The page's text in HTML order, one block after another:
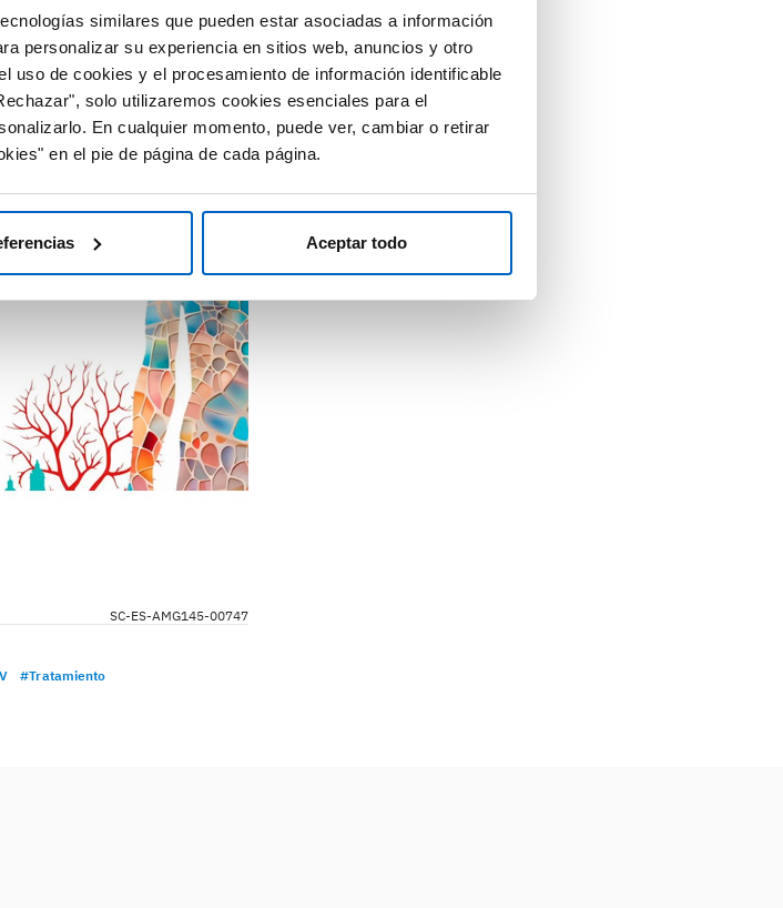
similares que pueden estar asociadas a información
personalizar su experiencia en sitios web, anuncios y otro
uso de cookies y el procesamiento de información identificable
solo utilizaremos cookies esenciales para el
En cualquier momento, puede ver, cambiar o retirar
en el pie de página de cada página.
Aceptar todo
pacientes y la utilidad del
SC-ES-AMG145-00747
#Tratamiento